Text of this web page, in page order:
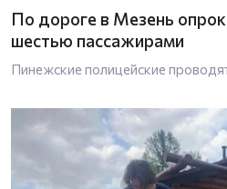
По дороге в Мезень
шестью пассажирами
Пинежские полицейские